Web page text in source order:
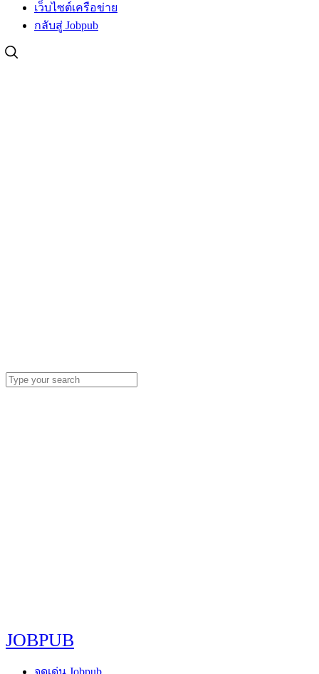
เว็บไซต์เครือข่าย
กลับสู่ Jobpub
JOBPUB
จุดเด่น Jobpub